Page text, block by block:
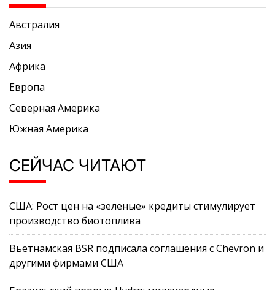
Австралия
Азия
Африка
Европа
Северная Америка
Южная Америка
СЕЙЧАС ЧИТАЮТ
США: Рост цен на «зеленые» кредиты стимулирует
производство биотоплива
Вьетнамская BSR подписала соглашения с Chevron и
другими фирмами США